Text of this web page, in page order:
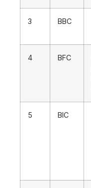
3 BBC
4 BFC
5 BIC